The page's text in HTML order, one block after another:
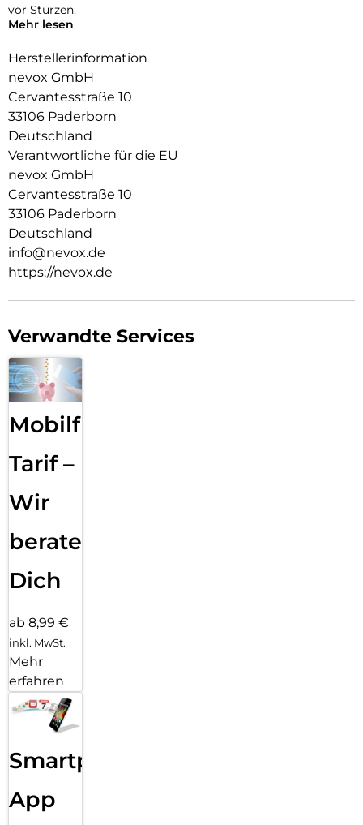
vor Stürzen.
Durch das verwendete Material ist diese komplett
Transparent und bringt jegliche Farbe des Smartphones,
passend zur Geltung.
Die Anschlüsse, Knöpfe und Kamera bleiben voll zugänglich.
Hochwertiges Schmutzabweisendes Material und
Schockproof durch eingearbeitete Luftpolster in den Ecken.
Mehr lesen
Herstellerinformation
nevox GmbH
Cervantesstraße 10
33106 Paderborn
Deutschland
Verantwortliche für die EU
nevox GmbH
Cervantesstraße 10
33106 Paderborn
Deutschland
info@nevox.de
https://nevox.de
Verwandte Services
Mobilfunk
Tarif –
Wir
beraten
Dich
ab 8,99 €
inkl. MwSt.
Mehr
erfahren
Smartphone
App